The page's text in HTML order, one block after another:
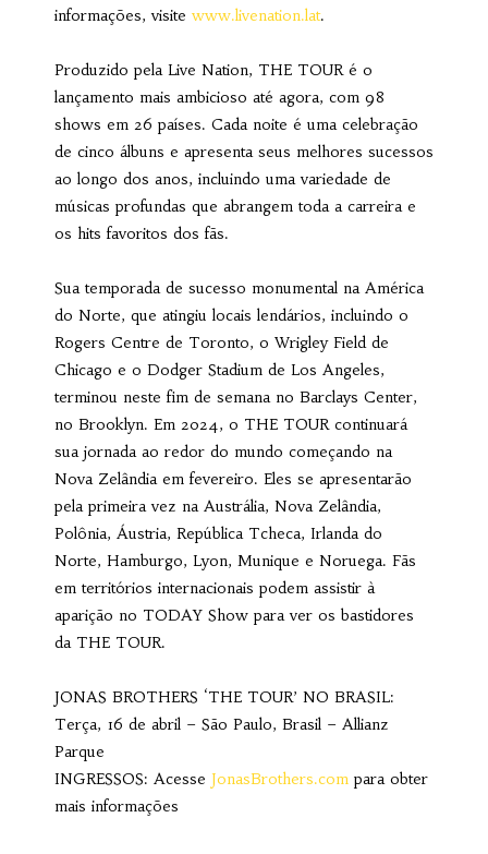
informações, visite www.livenation.lat.
Produzido pela Live Nation, THE TOUR é o
lançamento mais ambicioso até agora, com 98
shows em 26 países. Cada noite é uma celebração
de cinco álbuns e apresenta seus melhores sucessos
ao longo dos anos, incluindo uma variedade de
músicas profundas que abrangem toda a carreira e
os hits favoritos dos fãs.
Sua temporada de sucesso monumental na América
do Norte, que atingiu locais lendários, incluindo o
Rogers Centre de Toronto, o Wrigley Field de
Chicago e o Dodger Stadium de Los Angeles,
terminou neste fim de semana no Barclays Center,
no Brooklyn. Em 2024, o THE TOUR continuará
sua jornada ao redor do mundo começando na
Nova Zelândia em fevereiro. Eles se apresentarão
pela primeira vez na Austrália, Nova Zelândia,
Polônia, Áustria, República Tcheca, Irlanda do
Norte, Hamburgo, Lyon, Munique e Noruega. Fãs
em territórios internacionais podem assistir à
aparição no TODAY Show para ver os bastidores
da THE TOUR.
JONAS BROTHERS ‘THE TOUR’ NO BRASIL:
Terça, 16 de abril – São Paulo, Brasil – Allianz
Parque
INGRESSOS: Acesse JonasBrothers.com para obter
mais informações